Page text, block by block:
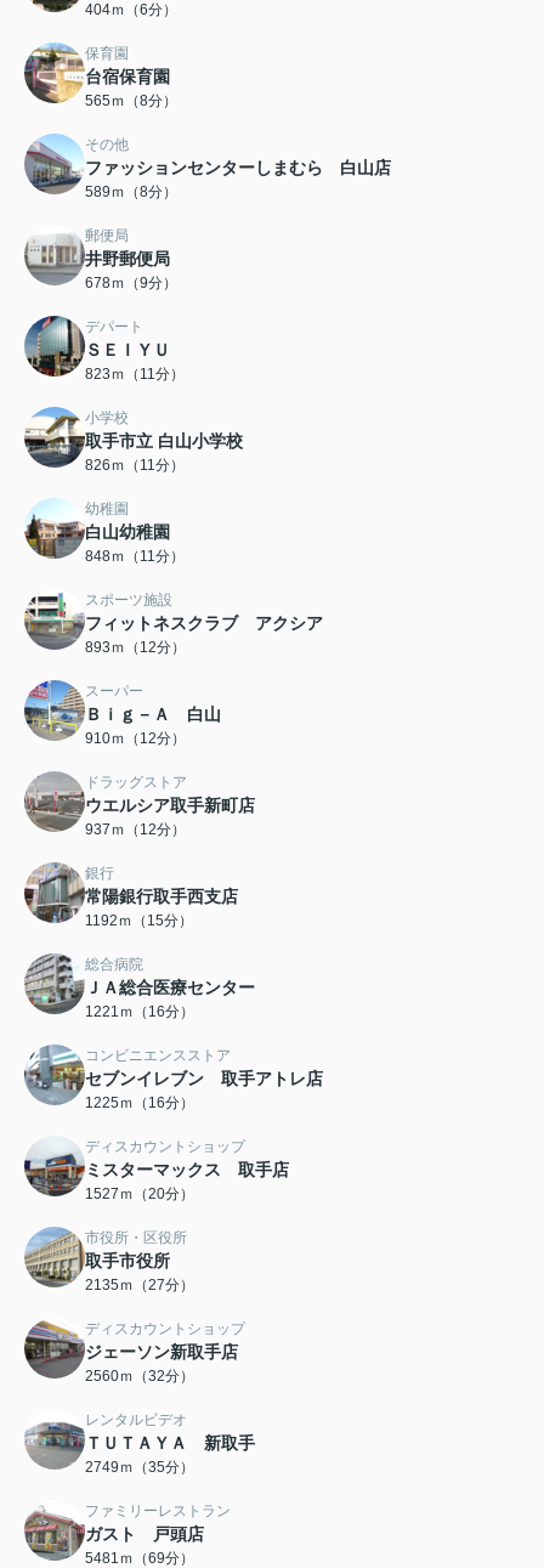
404ｍ（6分）
保育園
台宿保育園
565ｍ（8分）
その他
ファッションセンターしまむら 白山店
589ｍ（8分）
郵便局
井野郵便局
678ｍ（9分）
デパート
ＳＥＩＹＵ
823ｍ（11分）
小学校
取手市立 白山小学校
826ｍ（11分）
幼稚園
白山幼稚園
848ｍ（11分）
スポーツ施設
フィットネスクラブ アクシア
893ｍ（12分）
スーパー
Ｂｉｇ－Ａ 白山
910ｍ（12分）
ドラッグストア
ウエルシア取手新町店
937ｍ（12分）
銀行
常陽銀行取手西支店
1192ｍ（15分）
総合病院
ＪＡ総合医療センター
1221ｍ（16分）
コンビニエンスストア
セブンイレブン 取手アトレ店
1225ｍ（16分）
ディスカウントショップ
ミスターマックス 取手店
1527ｍ（20分）
市役所・区役所
取手市役所
2135ｍ（27分）
ディスカウントショップ
ジェーソン新取手店
2560ｍ（32分）
レンタルビデオ
ＴＵＴＡＹＡ 新取手
2749ｍ（35分）
ファミリーレストラン
ガスト 戸頭店
5481ｍ（69分）